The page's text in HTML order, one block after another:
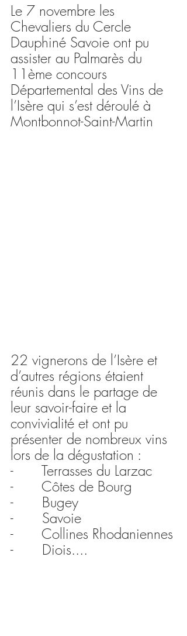
Le 7 novembre les
Chevaliers du Cercle
Dauphiné Savoie ont pu
assister au Palmarès du
11ème concours
Départemental des Vins de
l’Isère qui s’est déroulé à
Montbonnot-Saint-Martin
22 vignerons de l’Isère et
d’autres régions étaient
réunis dans le partage de
leur savoir-faire et la
convivialité et ont pu
présenter de nombreux vins
lors de la dégustation :
-       Terrasses du Larzac
-       Côtes de Bourg
-       Bugey
-       Savoie
-       Collines Rhodaniennes
-       Diois....